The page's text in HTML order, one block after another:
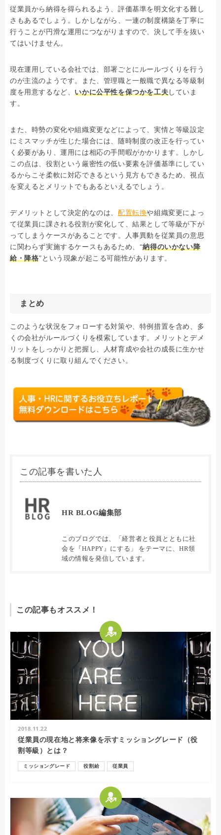
従業員から納得を得られるよう、評価基準を明文化する難し
さもあるでしょう。しかしながら、一連の制度構築を丁寧に
行うことが円滑な運用につながりますので、決して手を抜い
てはいけません。
現在運用している会社では、部署ごとにルールづくりを行う
のが主流のようです。また、管理職と一般職で異なる等級制
度を用意するなど、 いかに公平性を保つかを工夫 していま
す。
また、時勢の変化や組織変更などによって、実情と等級設定
にミスマッチが生じた場合には、随時制度の改正を行ってい
く必要があり、運用には相応の手間暇がかかります。しかし
この点は、役割という厳密性の低い要素を評価基準にしてい
るからこそ柔軟に対応できるという見方もできるため、視点
を変えるとメリットでもあるといえるでしょう。
デメリットとして決定的なのは、 配置転換や組織変更によっ
て従業員に課される役割が変化して、結果として等級が下が
ってしまうケースがあることです。人事異動を従業員の意思
に関わらず実施するケースもあるため、“納得のいかない降
給・降格”という現象が起こる可能性があります。
まとめ
このような状況をフォローする対策や、特例措置を含め、多
くの会社がルールづくりを模索しています。メリットとデメ
リットをしっかりと把握し、人材育成や会社の成長に生かせ
る制度づくりに取り組んでください。
この記事を書いた人
HR BLOG編集部
このブログでは、「経営者と役員とともに社
会を『HAPPY』にする」 をテーマに、HR領
域の情報を発信しています。
この記事もオススメ！
2018.11.22
従業員の現在地と将来像を示すミッショングレード（役
割等級）とは？
ミッショングレード 役割給 従業員